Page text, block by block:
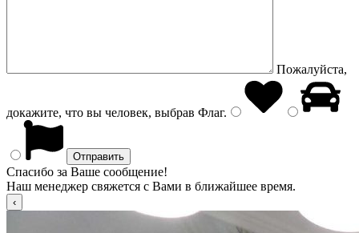
Пожалуйста,
докажите, что вы человек, выбрав Флаг.
Спасибо за Ваше сообщение!
Наш менеджер свяжется с Вами в ближайшее время.